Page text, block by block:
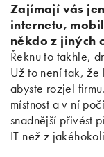
Zajímají vás
internetu,
někdo z jiných
Řeknu to takhle,
Už to není tak,
abyste rozjel
místnost a v ní
snadnější přivést
IT než z